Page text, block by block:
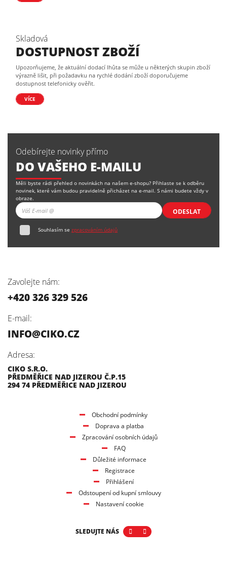
Skladová
DOSTUPNOST ZBOŽÍ
Upozorňujeme, že aktuální dodací lhůta se může u některých skupin zboží
výrazně lišit, při požadavku na rychlé dodání zboží doporučujeme
dostupnost telefonicky ověřit.
VÍCE
Odebírejte novinky přímo
DO VAŠEHO E-MAILU
Měli byste rádi přehled o novinkách na našem e-shopu? Přihlaste se k odběru
novinek, které vám budou pravidelně přicházet na e-mail. S námi budete vždy v
obraze.
ODESLAT
Souhlasím se zpracováním údajů
Zavolejte nám:
+420 326 329 526
E-mail:
INFO@CIKO.CZ
Adresa:
CIKO S.R.O.
PŘEDMĚŘICE NAD JIZEROU Č.P.15
294 74 PŘEDMĚŘICE NAD JIZEROU
Obchodní podmínky
Doprava a platba
Zpracování osobních údajů
FAQ
Důležité informace
Registrace
Přihlášení
Odstoupení od kupní smlouvy
Nastavení cookie
SLEDUJTE NÁS